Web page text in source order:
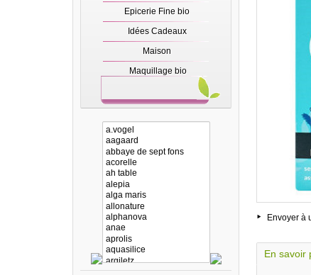
Epicerie Fine bio
Idées Cadeaux
Maison
Maquillage bio
Envoyer à
En savoir